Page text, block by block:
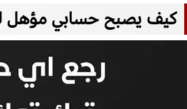
كيف يصبح حسابي مؤهل